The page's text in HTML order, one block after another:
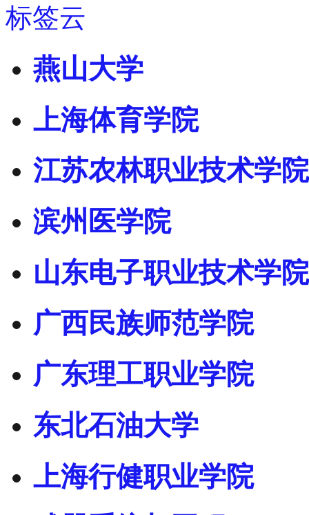
标签云
燕山大学
上海体育学院
江苏农林职业技术学院
滨州医学院
山东电子职业技术学院
广西民族师范学院
广东理工职业学院
东北石油大学
上海行健职业学院